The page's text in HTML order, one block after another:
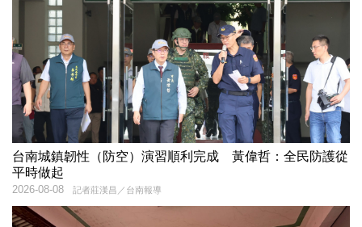
台南城鎮韌性（防空）演習順利完成 黃偉哲：全民防護從
平時做起
記者莊漢昌／台南報導
2026-08-08